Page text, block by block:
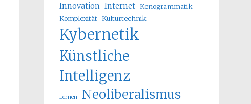
Innovation Internet Kenogrammatik
Komplexität Kulturtechnik
Kybernetik
Künstliche
Intelligenz
Lernen Neoliberalismus